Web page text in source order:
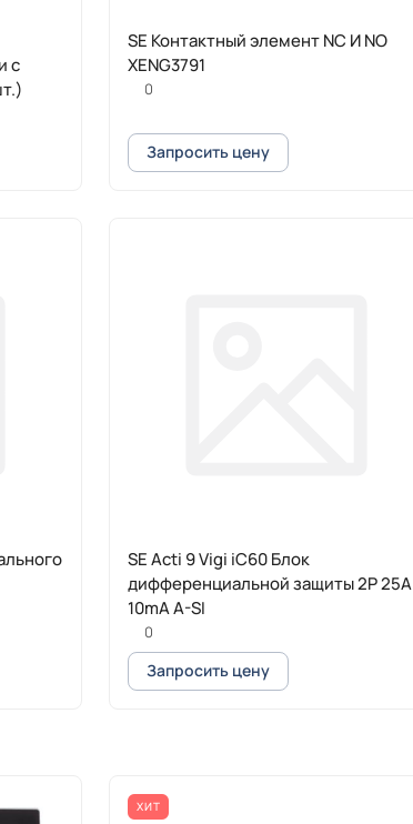
с
SE Контактный элемент NC И NO
XENG3791
0
Запросить цену
SE Acti 9 Vigi iC60 Блок
дифференциальной защиты 2P 25A
10mA A-SI
0
Запросить цену
ХИТ